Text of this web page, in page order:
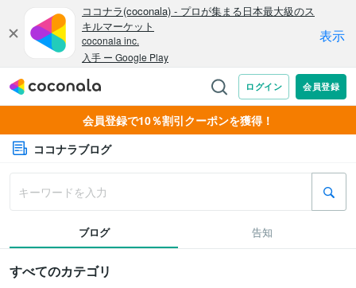
会員登録で10％割引クーポンを獲得！
ココナラブログ
ブログ 告知
すべてのカテゴリ